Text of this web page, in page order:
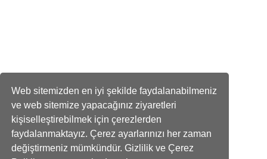
Web sitemizden en iyi şekilde faydalanabilmeniz
ve web sitemize yapacağınız ziyaretleri
kişiselleştirebilmek için çerezlerden
faydalanmaktayız. Çerez ayarlarınızı her zaman
değiştirmeniz mümkündür. Gizlilik ve Çerez